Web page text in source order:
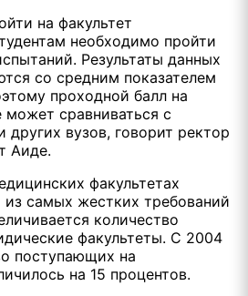
на факультет
необходимо пройти
Результаты данных
со средним показателем
проходной балл на
может сравниваться с
вузов, говорит ректор
Аиде.
факультетах
самых жестких требований
количество
факультеты. С 2004
поступающих на
на 15 процентов.